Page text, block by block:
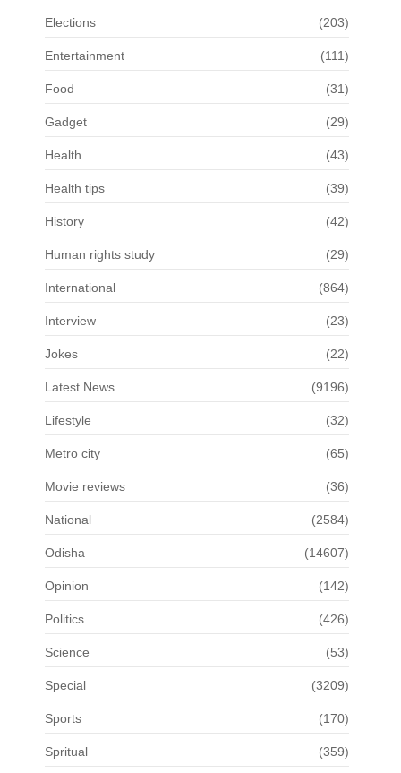
Elections (203)
Entertainment (111)
Food (31)
Gadget (29)
Health (43)
Health tips (39)
History (42)
Human rights study (29)
International (864)
Interview (23)
Jokes (22)
Latest News (9196)
Lifestyle (32)
Metro city (65)
Movie reviews (36)
National (2584)
Odisha (14607)
Opinion (142)
Politics (426)
Science (53)
Special (3209)
Sports (170)
Spritual (359)